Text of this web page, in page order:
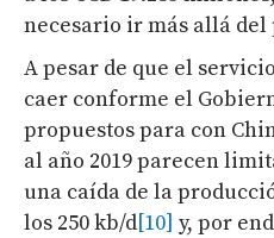
necesario ir más allá del
A pesar de que el
caer conforme el
propuestos para con
al año 2019 parecen
una caída de la
los 250 kb/d[10] y, por